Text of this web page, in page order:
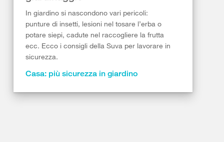
In giardino si nascondono vari pericoli:
punture di insetti, lesioni nel tosare l’erba o
potare siepi, cadute nel raccogliere la frutta
ecc. Ecco i consigli della Suva per lavorare in
sicurezza.
Casa: più sicurezza in giardino